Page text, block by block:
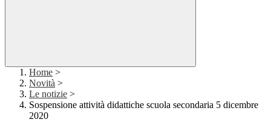
Home >
Novità >
Le notizie >
Sospensione attività didattiche scuola secondaria 5 dicembre
2020